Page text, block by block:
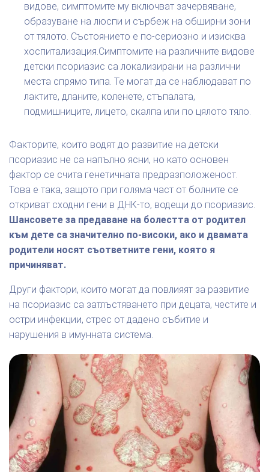
видове, симптомите му включват зачервяване,
образуване на люспи и сърбеж на обширни зони
от тялото. Състоянието е по-сериозно и изисква
хоспитализация.Симптомите на различните видове
детски псориазис са локализирани на различни
места спрямо типа. Те могат да се наблюдават по
лактите, дланите, коленете, стъпалата,
подмишниците, лицето, скалпа или по цялото тяло.
Факторите, които водят до развитие на детски
псориазис не са напълно ясни, но като основен
фактор се счита генетичната предразположеност.
Това е така, защото при голяма част от болните се
откриват сходни гени в ДНК-то, водещи до псориазис.
Шансовете за предаване на болестта от родител
към дете са значително по-високи, ако и двамата
родители носят съответните гени, която я
причиняват.
Други фактори, които могат да повлияят за развитие
на псориазис са затлъстяването при децата, честите и
остри инфекции, стрес от дадено събитие и
нарушения в имунната система.